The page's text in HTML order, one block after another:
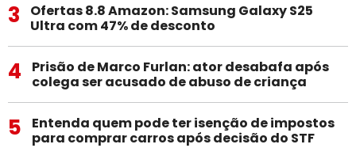
3
Ofertas 8.8 Amazon: Samsung Galaxy S25
Ultra com 47% de desconto
4
Prisão de Marco Furlan: ator desabafa após
colega ser acusado de abuso de criança
5
Entenda quem pode ter isenção de impostos
para comprar carros após decisão do STF